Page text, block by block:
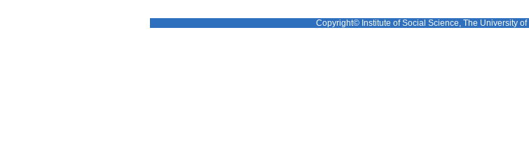
Copyright© Institute of Social Science, The University of